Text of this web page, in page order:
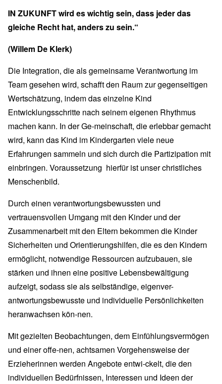
IN ZUKUNFT wird es wichtig sein, dass jeder das
gleiche Recht hat, anders zu sein.“
(Willem De Klerk)
Die Integration, die als gemeinsame Verantwortung im
Team gesehen wird, schafft den Raum zur gegenseitigen
Wertschätzung, indem das einzelne Kind
Entwicklungsschritte nach seinem eigenen Rhythmus
machen kann. In der Ge-meinschaft, die erlebbar gemacht
wird, kann das Kind im Kindergarten viele neue
Erfahrungen sammeln und sich durch die Partizipation mit
einbringen. Voraussetzung hierfür ist unser christliches
Menschenbild.
Durch einen verantwortungsbewussten und
vertrauensvollen Umgang mit den Kinder und der
Zusammenarbeit mit den Eltern bekommen die Kinder
Sicherheiten und Orientierungshilfen, die es den Kindern
ermöglicht, notwendige Ressourcen aufzubauen, sie
stärken und ihnen eine positive Lebensbewältigung
aufzeigt, sodass sie als selbständige, eigenver-
antwortungsbewusste und individuelle Persönlichkeiten
heranwachsen kön-nen.
Mit gezielten Beobachtungen, dem Einfühlungsvermögen
und einer offe-nen, achtsamen Vorgehensweise der
Erzieherinnen werden Angebote entwi-ckelt, die den
individuellen Bedürfnissen, Interessen und Ideen der